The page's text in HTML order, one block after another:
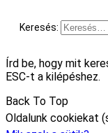
Keresés:
Írd be, hogy mit
ESC-t a kilépéshez.
Back To Top
Oldalunk cookiekat